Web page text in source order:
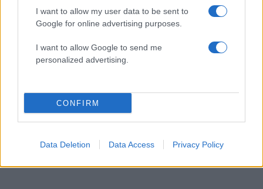
I want to allow my user data to be sent to
Google for online advertising purposes.
I want to allow Google to send me
personalized advertising.
CONFIRM
Data Deletion Data Access Privacy Policy
Βγήκαν ξανά τα μαχαίρια στην Ελπίδα
για τη Δημοκρατία: «Καρυστιανού,
Γρατσία και Γαλανός μετέτρεψαν το
κίνημα σε φοβικό αρχηγικό κόμμα»
φόρος – Τι ισχυεί για τις γονικές παροχές
60 Απίστευτο κι όμως αληθινό -
Aναστέλλονται τα τακτικά ραντεβού του
Χανίων επειδή κλάπηκε το μηχανάκι του
γιατρού